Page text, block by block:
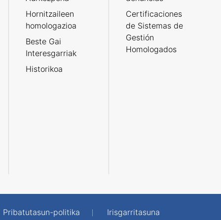
Hornitzaileen
homologazioa
Beste Gai
Interesgarriak
Historikoa
Certificaciones
de Sistemas de
Gestión
Homologados
Pribatutasun-politika Irisgarritasuna